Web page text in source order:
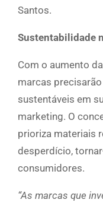
Santos.
Sustentabilidade
Com o aumento
marcas
sustentáveis em
marketing. O
prioriza materiais
desperdício,
consumidores.
“As marcas que